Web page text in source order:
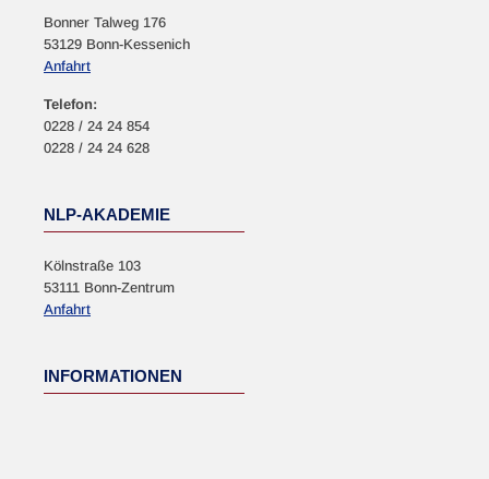
Bonner Talweg 176
53129 Bonn-Kessenich
Anfahrt
Telefon:
0228 / 24 24 854
0228 / 24 24 628
NLP-AKADEMIE
Kölnstraße 103
53111 Bonn-Zentrum
Anfahrt
INFORMATIONEN